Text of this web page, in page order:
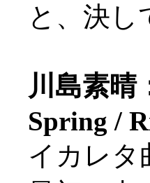
と、決し
川島素晴
Spring /
イカレタ